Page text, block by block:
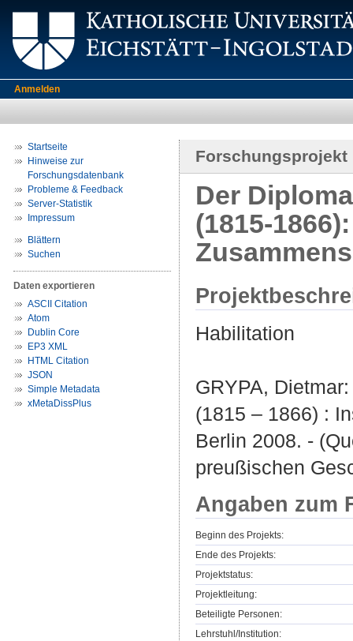
Anmelden
Startseite
Hinweise zur
Forschungsdatenbank
Probleme & Feedback
Server-Statistik
Impressum
Blättern
Suchen
Daten exportieren
ASCII Citation
Atom
Dublin Core
EP3 XML
HTML Citation
JSON
Simple Metadata
xMetaDissPlus
Forschungsprojekt
Der
(1815-
Habilitation
GRYPA,
(1815 – 1866) :
Berlin 2008. -
preußischen
Angaben zum
Beginn des Projekts:
Ende des Projekts:
Projektstatus:
Projektleitung:
Beteiligte Personen:
Lehrstuhl/Institution: